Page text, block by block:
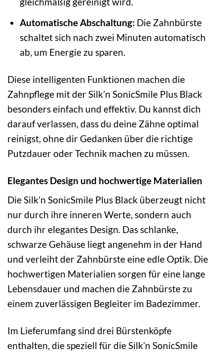
Automatische Abschaltung: Die Zahnbürste
schaltet sich nach zwei Minuten automatisch
ab, um Energie zu sparen.
Diese intelligenten Funktionen machen die
Zahnpflege mit der Silk’n SonicSmile Plus Black
besonders einfach und effektiv. Du kannst dich
darauf verlassen, dass du deine Zähne optimal
reinigst, ohne dir Gedanken über die richtige
Putzdauer oder Technik machen zu müssen.
Elegantes Design und hochwertige Materialien
Die Silk’n SonicSmile Plus Black überzeugt nicht
nur durch ihre inneren Werte, sondern auch
durch ihr elegantes Design. Das schlanke,
schwarze Gehäuse liegt angenehm in der Hand
und verleiht der Zahnbürste eine edle Optik. Die
hochwertigen Materialien sorgen für eine lange
Lebensdauer und machen die Zahnbürste zu
einem zuverlässigen Begleiter im Badezimmer.
Im Lieferumfang sind drei Bürstenköpfe
enthalten, die speziell für die Silk’n SonicSmile